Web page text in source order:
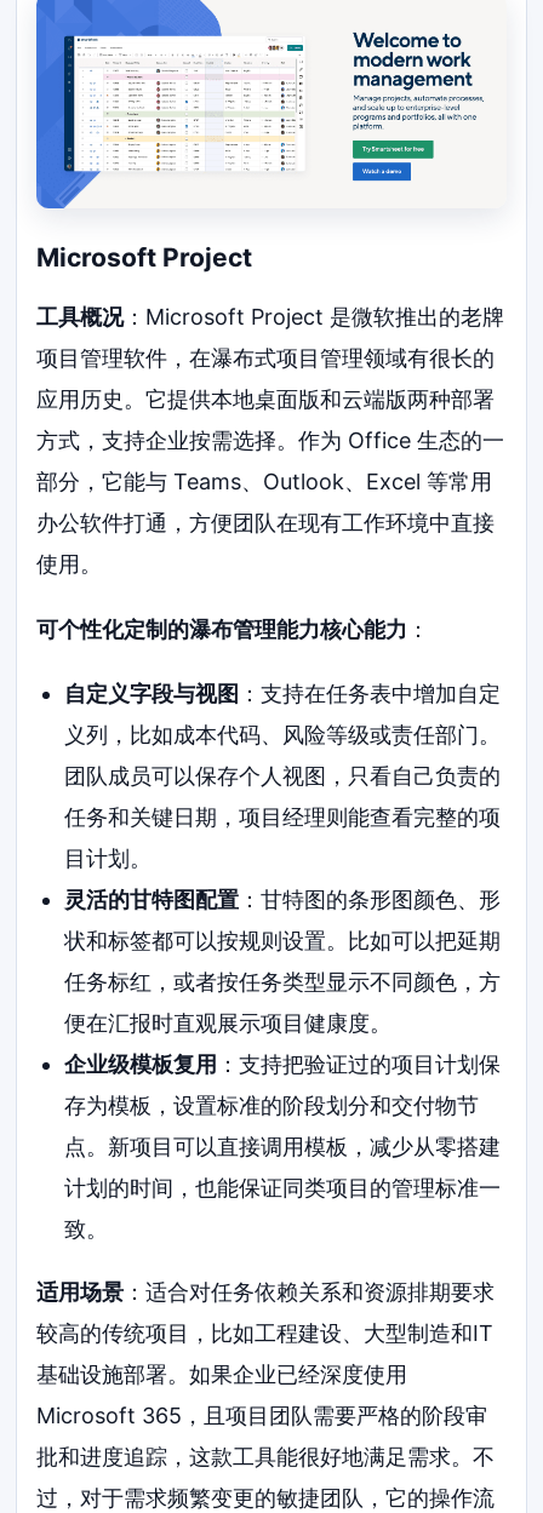
Microsoft Project
工具概况：Microsoft Project 是微软推出的老牌
项目管理软件，在瀑布式项目管理领域有很长的
应用历史。它提供本地桌面版和云端版两种部署
方式，支持企业按需选择。作为 Office 生态的一
部分，它能与 Teams、Outlook、Excel 等常用
办公软件打通，方便团队在现有工作环境中直接
使用。
可个性化定制的瀑布管理能力核心能力 ：
自定义字段与视图 ：支持在任务表中增加自定
义列，比如成本代码、风险等级或责任部门。
团队成员可以保存个人视图，只看自己负责的
任务和关键日期，项目经理则能查看完整的项
目计划。
灵活的甘特图配置：甘特图的条形图颜色、形
状和标签都可以按规则设置。比如可以把延期
任务标红，或者按任务类型显示不同颜色，方
便在汇报时直观展示项目健康度。
企业级模板复用 ：支持把验证过的项目计划保
存为模板，设置标准的阶段划分和交付物节
点。新项目可以直接调用模板，减少从零搭建
计划的时间，也能保证同类项目的管理标准一
致。
适用场景 ：适合对任务依赖关系和资源排期要求
较高的传统项目，比如工程建设、大型制造和IT
基础设施部署。如果企业已经深度使用
Microsoft 365，且项目团队需要严格的阶段审
批和进度追踪，这款工具能很好地满足需求。不
过，对于需求频繁变更的敏捷团队，它的操作流